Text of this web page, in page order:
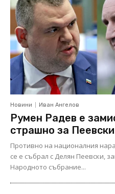
Новини Иван Ангелов
Румен Радев е
страшно за Пеевски
Противно на националния
се е събрал с Делян Пеевски,
Народното събрание...